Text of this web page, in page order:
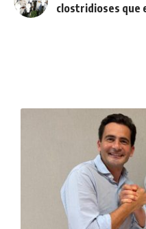
clostridioses que